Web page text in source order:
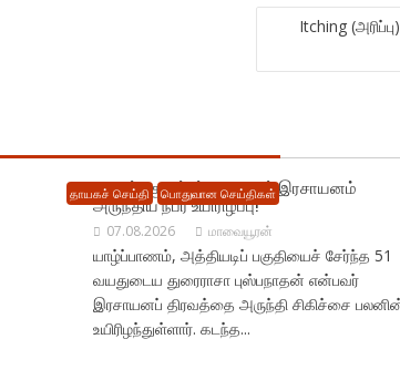
Itching
தாயகச் செய்தி பொதுவான செய்திகள்
யாழில் : குடும்பப் தகராறால் இரசாயனம்
அருந்திய நபர் உயிரிழப்பு!
07.08.2026 மாவையூரன்
யாழ்ப்பாணம், அத்தியடிப் பகுதியைச் சேர்ந்த 51
வயதுடைய துரைராசா புஸ்பநாதன் என்பவர்
இரசாயனப் திரவத்தை அருந்தி சிகிச்சை
உயிரிழந்துள்ளார். கடந்த...